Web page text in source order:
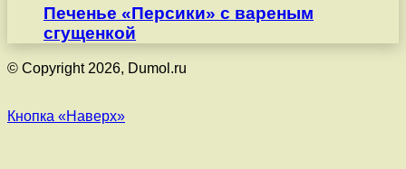
Печенье «Персики» с вареным
сгущенкой
© Copyright 2026, Dumol.ru
Кнопка «Наверх»